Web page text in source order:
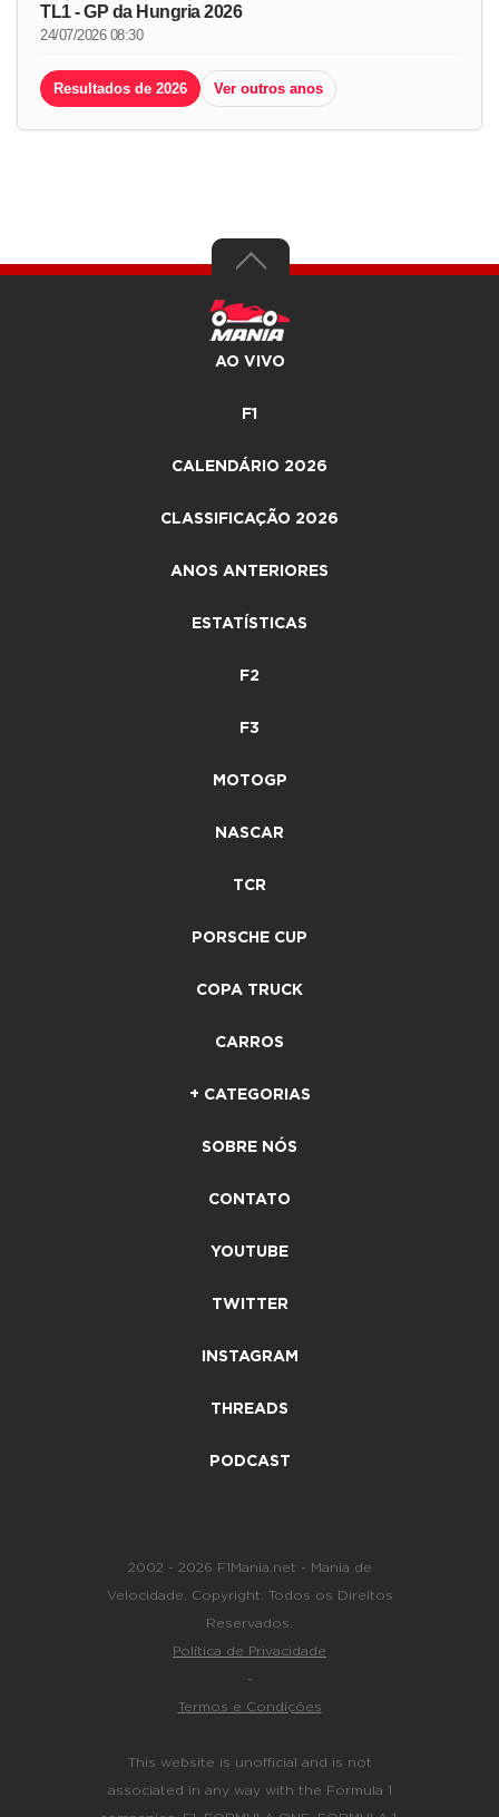
TL1 - GP da Hungria 2026
24/07/2026 08:30
Resultados de 2026 Ver outros anos
AO VIVO
F1
CALENDÁRIO 2026
CLASSIFICAÇÃO 2026
ANOS ANTERIORES
ESTATÍSTICAS
F2
F3
MOTOGP
NASCAR
TCR
PORSCHE CUP
COPA TRUCK
CARROS
+ CATEGORIAS
SOBRE NÓS
CONTATO
YOUTUBE
TWITTER
INSTAGRAM
THREADS
PODCAST
2002 - 2026 F1Mania.net - Mania de
Velocidade. Copyright. Todos os Direitos
Reservados.
Política de Privacidade
-
Termos e Condições
This website is unofficial and is not
associated in any way with the Formula 1